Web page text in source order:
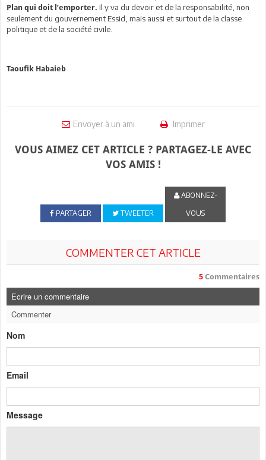
Plan qui doit l’emporter. Il y va du devoir et de la responsabilité, non
seulement du gouvernement Essid, mais aussi et surtout de la classe
politique et de la société civile.
Taoufik Habaieb
Envoyer à un ami Imprimer
VOUS AIMEZ CET ARTICLE ? PARTAGEZ-LE AVEC
VOS AMIS !
PARTAGER TWEETER
ABONNEZ-
VOUS
COMMENTER CET ARTICLE
5 Commentaires
Ecrire un commentaire
Commenter
Nom
Email
Message